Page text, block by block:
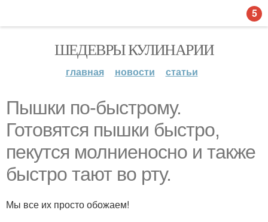
ШЕДЕВРЫ КУЛИНАРИИ
главная новости статьи
Пышки по-быстрому.
Готовятся пышки быстро,
пекутся молниеносно и также
быстро тают во рту.
Мы все их просто обожаем!
5